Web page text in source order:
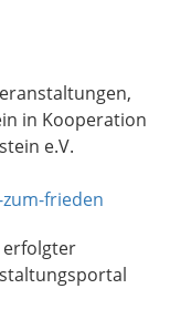
in Kooperation
e.V.
frieden
erfolgter